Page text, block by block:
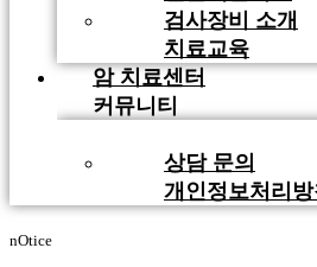
검사장비 소개
치료교육
암 치료센터
커뮤니티
상담 문의
개인정보처리방
nOtice